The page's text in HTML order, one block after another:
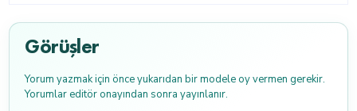
Görüşler
Yorum yazmak için önce yukarıdan bir modele oy vermen gerekir.
Yorumlar editör onayından sonra yayınlanır.